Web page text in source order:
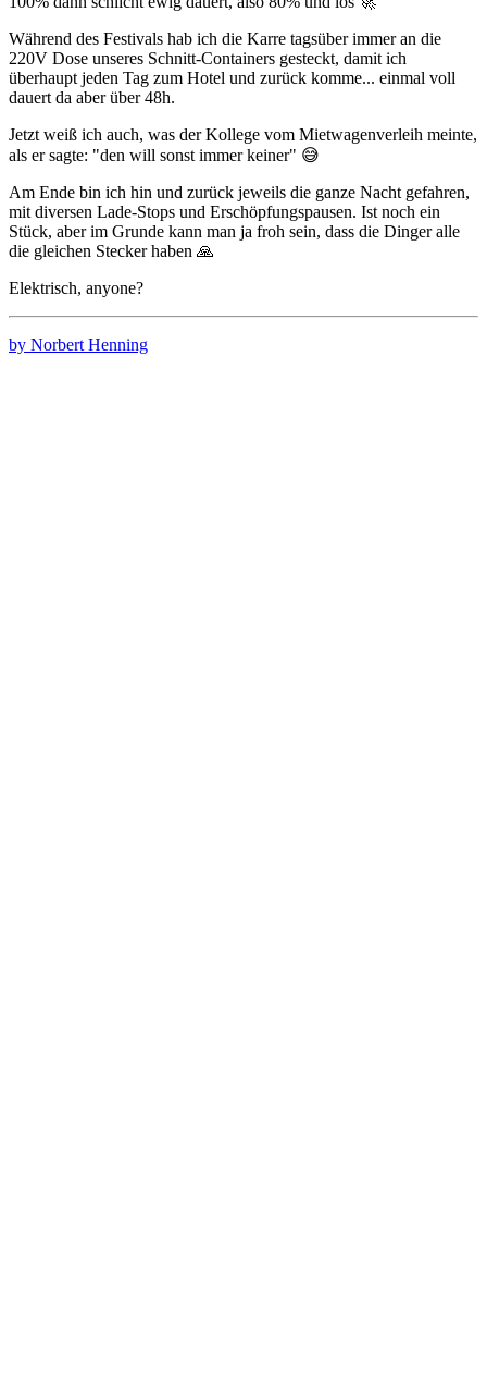
Während des Festivals hab ich die Karre tagsüber immer an die
220V Dose unseres Schnitt-Containers gesteckt, damit ich
überhaupt jeden Tag zum Hotel und zurück komme... einmal voll
dauert da aber über 48h.
Jetzt weiß ich auch, was der Kollege vom Mietwagenverleih meinte,
als er sagte: "den will sonst immer keiner" 😅
Am Ende bin ich hin und zurück jeweils die ganze Nacht gefahren,
mit diversen Lade-Stops und Erschöpfungspausen. Ist noch ein
Stück, aber im Grunde kann man ja froh sein, dass die Dinger alle
die gleichen Stecker haben 🙏
Elektrisch, anyone?
by Norbert Henning